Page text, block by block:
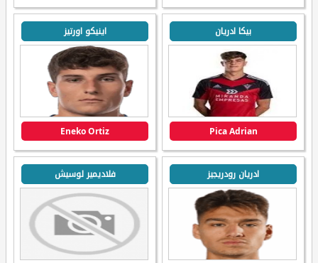
بيكا ادريان
Pica Adrian
اينيكو اورتيز
Eneko Ortiz
ادريان رودريجيز فلاديمير لوسيش